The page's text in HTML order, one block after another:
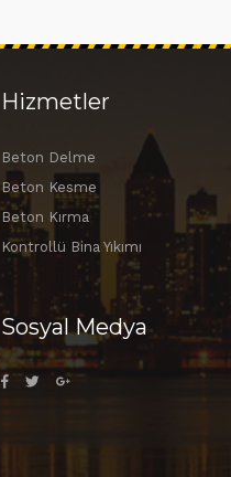
Hizmetler
Beton Delme
Beton Kesme
Beton Kırma
Kontrollü Bina Yıkımı
Sosyal Medya